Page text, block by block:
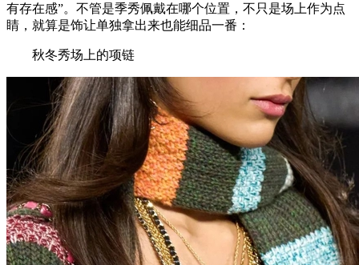
有存在感”。不管是季秀佩戴在哪个位置，不只是场上作为点
睛，就算是饰让单独拿出来也能细品一番：
秋冬秀场上的项链